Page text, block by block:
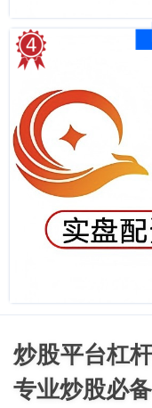
炒股平台杠
专业炒股必备